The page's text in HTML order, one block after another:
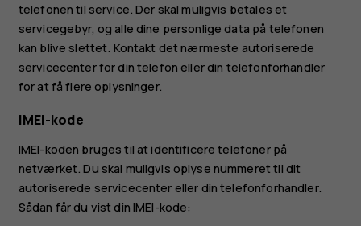
telefonen til service. Der skal muligvis betales et
servicegebyr, og alle dine personlige data på telefonen
kan blive slettet. Kontakt det nærmeste autoriserede
servicecenter for din telefon eller din telefonforhandler
for at få flere oplysninger.
IMEI-kode
IMEI-koden bruges til at identificere telefoner på
netværket. Du skal muligvis oplyse nummeret til dit
autoriserede servicecenter eller din telefonforhandler.
Sådan får du vist din IMEI-kode: